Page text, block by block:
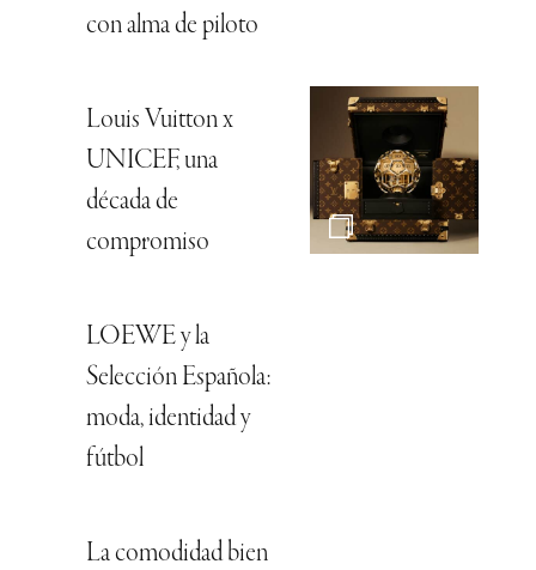
con alma de piloto
Louis Vuitton x
UNICEF, una
década de
compromiso
LOEWE y la
Selección Española:
moda, identidad y
fútbol
La comodidad bien